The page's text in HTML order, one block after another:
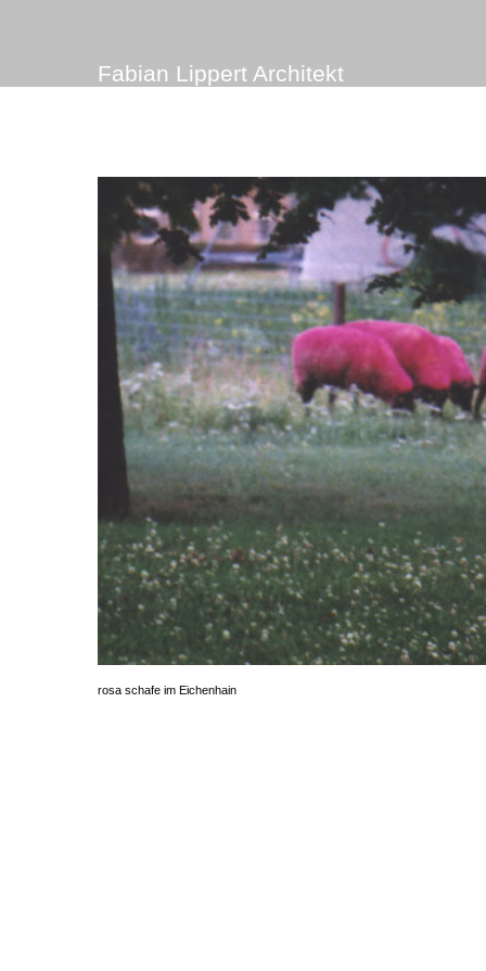
Fabian Lippert Architekt
rosa schafe im Eichenhain